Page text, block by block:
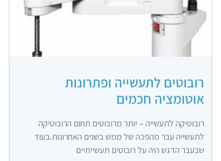
רובוטים לתעשייה ופתרונות
אוטומציה חכמים
רובוטיקה לתעשייה – יותר מרובוטים תחום הרובוטיקה
לתעשייה עבר מהפכה של ממש בשנים האחרונות.בעוד
שבעבר הדגש היה על רובוטים תעשייתיים